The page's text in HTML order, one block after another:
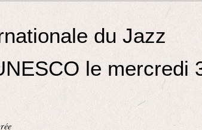
du Jazz
le mercredi